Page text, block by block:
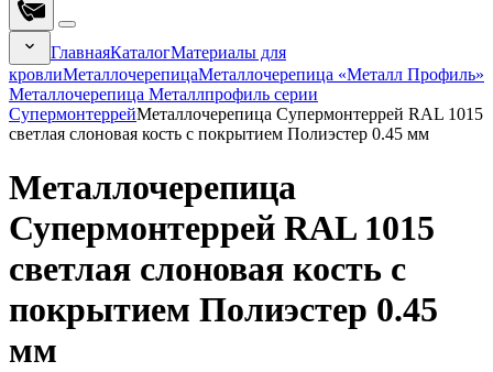
ГлавнаяКаталогМатериалы для
кровлиМеталлочерепицаМеталлочерепица «Металл Профиль»
Металлочерепица Металлпрофиль серии
СупермонтеррейМеталлочерепица Супермонтеррей RAL 1015
светлая слоновая кость с покрытием Полиэстер 0.45 мм
Металлочерепица
Супермонтеррей RAL 1015
светлая слоновая кость с
покрытием Полиэстер 0.45
мм